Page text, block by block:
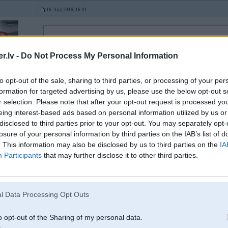
- Do Not Process My Personal Information
opt-out of the sale, sharing to third parties, or processing of your
for targeted advertising by us, please use the below opt-out
selection. Please note that after your opt-out request is processed
interest-based ads based on personal information utilized by us
to third parties prior to your opt-out. You may separately
of your personal information by third parties on the IAB’s list of
This information may also be disclosed by us to third parties on the
Participants that may further disclose it to other third parties.
Data Processing Opt Outs
opt-out of the Sharing of my personal data.
16. Aug 2016, 16:01
16 Aug 2016, 14:49:06@Driverrakstīja:
16 Aug 2016, 13:53:45@calibreensrakstīja:
16 Aug 2016, 13:45:08@sergis15rakstīja:
drīzāk kaut ko tādu, kurš nav jau 5x pārkrāsots.
Gribās tādu kā filmā kurjers
nu skatos labam e38 cena diezgan augsta, nav jēdzīgāk piemest tos
kulta auto, otrs krietni mūsdienīgāks.
Tik salidzinot ar e38 remontiem nesanaks piemest pie tames 25% un
Tad jau beigās iznāks lētāk 2x mēnesī nomā paņemt to e65
16. Aug 2016, 16:47